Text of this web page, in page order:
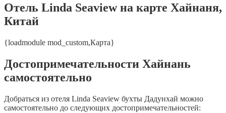
Отель Linda Seaview на карте Хайнаня,
Китай
{loadmodule mod_custom,Карта}
Достопримечательности Хайнань
самостоятельно
Добраться из отеля Linda Seaview бухты Дадунхай можно
самостоятельно до следующих достопримечательностей: